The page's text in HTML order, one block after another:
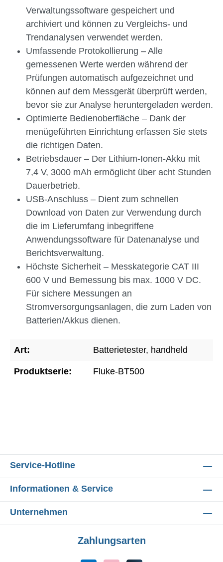
Verwaltungssoftware gespeichert und
archiviert und können zu Vergleichs- und
Trendanalysen verwendet werden.
Umfassende Protokollierung – Alle
gemessenen Werte werden während der
Prüfungen automatisch aufgezeichnet und
können auf dem Messgerät überprüft werden,
bevor sie zur Analyse heruntergeladen werden.
Optimierte Bedienoberfläche – Dank der
menügeführten Einrichtung erfassen Sie stets
die richtigen Daten.
Betriebsdauer – Der Lithium-Ionen-Akku mit
7,4 V, 3000 mAh ermöglicht über acht Stunden
Dauerbetrieb.
USB-Anschluss – Dient zum schnellen
Download von Daten zur Verwendung durch
die im Lieferumfang inbegriffene
Anwendungssoftware für Datenanalyse und
Berichtsverwaltung.
Höchste Sicherheit – Messkategorie CAT III
600 V und Bemessung bis max. 1000 V DC.
Für sichere Messungen an
Stromversorgungsanlagen, die zum Laden von
Batterien/Akkus dienen.
Art: Batterietester, handheld
Produktserie: Fluke-BT500
Service-Hotline
Informationen & Service
Unternehmen
Zahlungsarten